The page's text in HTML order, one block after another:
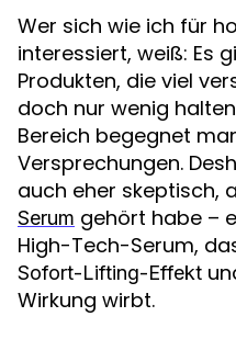
Wer sich wie ich für
interessiert, weiß: Es
Produkten, die viel
doch nur wenig
Bereich begegnet
Versprechungen.
auch eher skeptisch,
Serum gehört habe –
High-Tech-Serum,
Sofort-Lifting-Effekt
Wirkung wirbt.